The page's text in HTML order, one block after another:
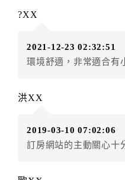
房者應補足差額。（限原
房者不得要求退其差額。
額3個月
．訂房者使用「保留住宿
店客滿，敬請及早計畫，
．每筆訂單異動限定乙次
?XX
2021-12-23 02:32:51
環境舒適，非常適合有
洪XX
2019-03-10 07:02:06
訂房網站的主動關心十